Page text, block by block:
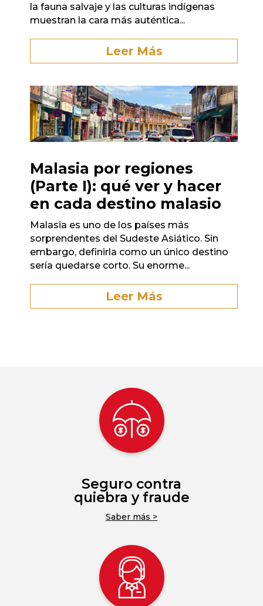
la fauna salvaje y las culturas indígenas
muestran la cara más auténtica...
Leer Más
Malasia por regiones
(Parte I): qué ver y hacer
en cada destino malasio
Malasia es uno de los países más
sorprendentes del Sudeste Asiático. Sin
embargo, definirla como un único destino
sería quedarse corto. Su enorme...
Leer Más
Seguro contra
quiebra y fraude
Saber más >